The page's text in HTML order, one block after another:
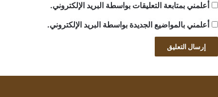
أعلمني بمتابعة التعليقات بواسطة البريد الإلكتروني.
أعلمني بالمواضيع الجديدة بواسطة البريد الإلكتروني.